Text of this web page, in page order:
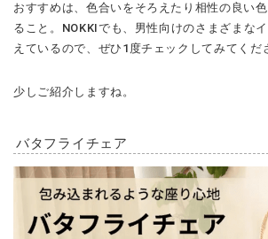
おすすめは、色合いをそろえたり相性の良い
ること。NOKKIでも、男性向けのさまざまな
えているので、ぜひ1度チェックしてみてくだ
少しご紹介しますね。
バタフライチェア